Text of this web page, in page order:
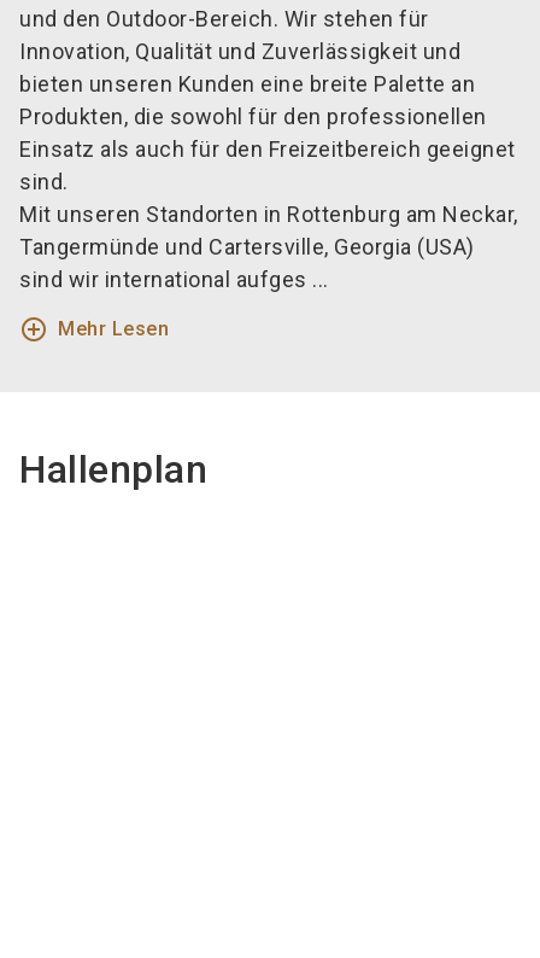
und den Outdoor-Bereich. Wir stehen für
Innovation, Qualität und Zuverlässigkeit und
bieten unseren Kunden eine breite Palette an
Produkten, die sowohl für den professionellen
Einsatz als auch für den Freizeitbereich geeignet
sind.
Mit unseren Standorten in Rottenburg am Neckar,
Tangermünde und Cartersville, Georgia (USA)
sind wir international aufges ...
add_circle_outline Mehr Lesen
Hallenplan